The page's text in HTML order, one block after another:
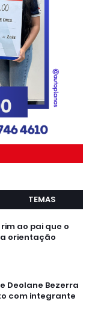
TEMAS
ao pai que o
orientação
Deolane Bezerra
com integrante